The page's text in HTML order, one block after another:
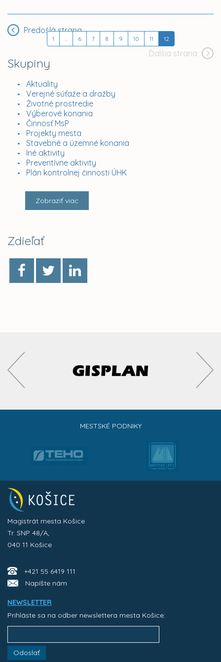
Skupiny
Aktuality
Verejné súťaže a dražby
Životné prostredie
Výberové konania
Činnosť MsP
Projekty mesta
Stavebné a územné konania
Iné aktivity
Preventívne aktivity
Plán kontrolnej činnosti ÚHK
Zobraziť viac
Zdieľať
Predošlá strana
1 6 7 8 9 10 11 12
Ďalšia strana
MESTSKÉ PODNIKY
Magistrát mesta Košice
Tr. SNP 48/A,
040 11 Košice
+421 55 6419 111
Napíšte nám
NEWSLETTER
Prihláste sa na odber newslettera mesta Košice:
Odoslať